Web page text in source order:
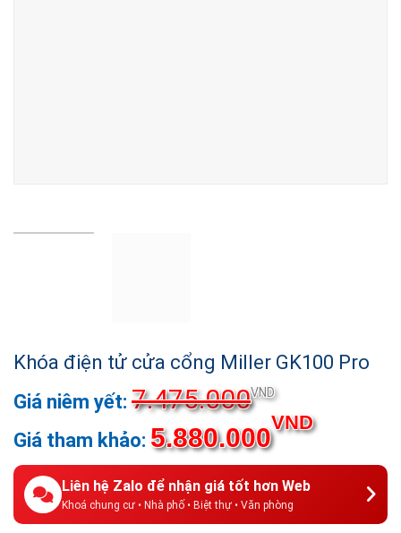
Khóa điện tử cửa cổng Miller GK100 Pro
7.475.000VNDGiá
gốc
là:
5.880.000
VNDGiá
tại
Liên hệ Zalo để nhận giá tốt hơn Web
Khoá chung cư • Nhà phố • Biệt thự • Văn phòng